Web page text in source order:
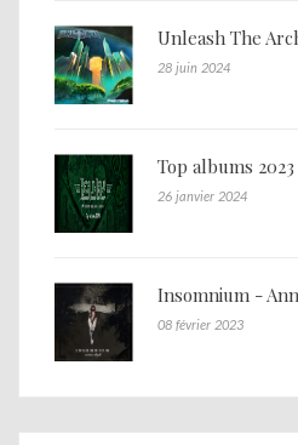
Unleash The
28 juin 2024
Top albums 2023
26 janvier 2024
Insomnium -
08 février 2023